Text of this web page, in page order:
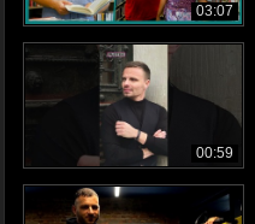
03:07
00:59